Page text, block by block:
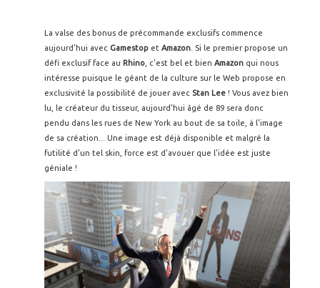
La valse des bonus de précommande exclusifs commence
aujourd'hui avec Gamestop et Amazon . Si le premier propose un
défi exclusif face au Rhino , c'est bel et bien Amazon qui nous
intéresse puisque le géant de la culture sur le Web propose en
exclusivité la possibilité de jouer avec Stan Lee ! Vous avez bien
lu, le créateur du tisseur, aujourd'hui âgé de 89 sera donc
pendu dans les rues de New York au bout de sa toile, à l'image
de sa création... Une image est déjà disponible et malgré la
futilité d'un tel skin, force est d'avouer que l'idée est juste
géniale !